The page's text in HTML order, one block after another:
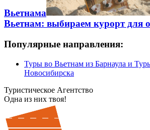
Вьетнама
Вьетнам: выбираем курорт для
Популярные направления:
Туры во Вьетнам из Барнаула и
Новосибирска
Туристическое Агентство
Одна из них твоя!